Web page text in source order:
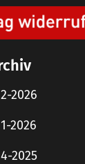
2026
2026
2025